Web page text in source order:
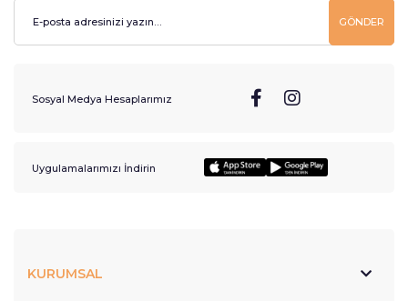
GÖNDER
Sosyal Medya Hesaplarımız
Uygulamalarımızı İndirin
KURUMSAL